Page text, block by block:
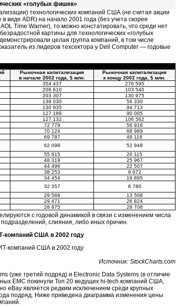
«голубых фишек»
технологических компаний США (не считая акции
ADR) на начало 2001 года (без учета скорее
Time Warner), то можно констатировать, что среди нет
картины для технологических «голубых
целая группа компаний, в том числе
из лидеров техсектора у Dell Computer — годовые
Рыночная капитализация
в начале 2002 года, $ млн.
Рыночная капитализация
к концу 2002 года, $ млн.
354 437
276 595
208 610
103 540
203 307
130 975
138 030
56 330
130 935
94 713
127 189
90 005
127 132
106 562
72 779
56 916
70 124
68 989
69 787
48 118
62 098
52 948
55 615
20 115
48 319
25 967
44 496
22 507
38 253
9 672
34 454
19 895
32 357
8 780
29 568
13 508
29 471
26 824
28 875
28 708
с годовой динамикой в связи с изменением числа
слияния, либо иных причин.
компанийСША в 2002 году
Источник: StockCharts.com
(уже третий подряд) и Electronic Data Systems (в отличие
EMC покинули Топ 20 ведущих hi-tech компаний США,
eBay является редким исключением среди крупных
подряд. Ниже приведена диаграмма изменения цены